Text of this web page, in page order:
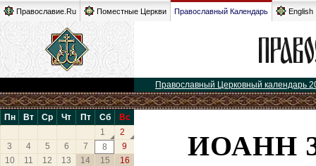
Православие.Ru Поместные Церкви Православный Календарь English
Православный Церковный календарь
Пн Вт Ср Чт Пт Сб
Вс
1
2
3
4 5 6 7 8
9
10
11 12 13 14 15
16
ИОАНН